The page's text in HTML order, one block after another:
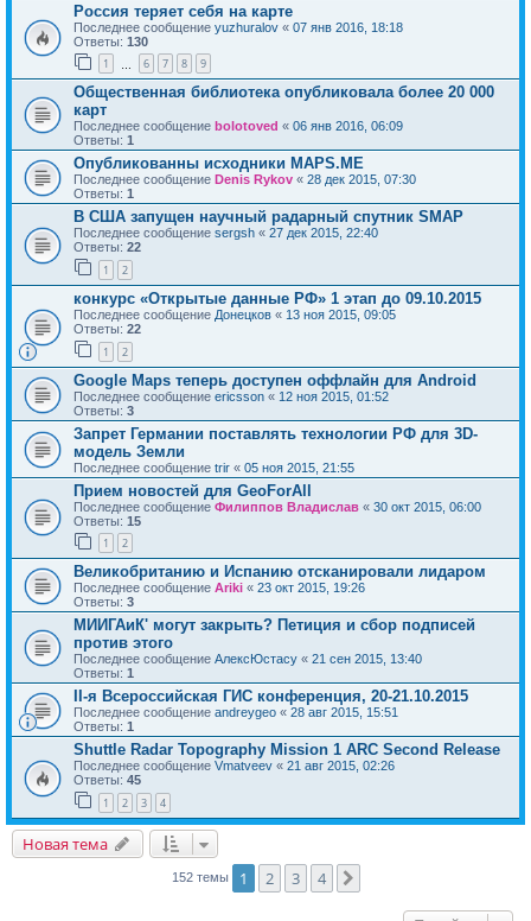
Россия теряет себя на карте
Последнее сообщение yuzhuralov « 07 янв 2016, 18:18
Ответы: 130
1 6 7 8 9
Общественная библиотека опубликовала более 20 000
карт
Последнее сообщение bolotoved « 06 янв 2016, 06:09
Ответы: 1
Опубликованны исходники MAPS.ME
Последнее сообщение Denis Rykov « 28 дек 2015, 07:30
Ответы: 1
В США запущен научный радарный спутник SMAP
Последнее сообщение sergsh « 27 дек 2015, 22:40
Ответы: 22
1 2
конкурс «Открытые данные РФ» 1 этап до 09.10.2015
Последнее сообщение Донецков « 13 ноя 2015, 09:05
Ответы: 22
1 2
Google Maps теперь доступен оффлайн для Android
Последнее сообщение ericsson « 12 ноя 2015, 01:52
Ответы: 3
Запрет Германии поставлять технологии РФ для 3D-
модель Земли
Последнее сообщение trir « 05 ноя 2015, 21:55
Прием новостей для GeoForAll
Последнее сообщение Филиппов Владислав « 30 окт 2015, 06:00
Ответы: 15
1 2
Великобританию и Испанию отсканировали лидаром
Последнее сообщение Ariki « 23 окт 2015, 19:26
Ответы: 3
МИИГАиК' могут закрыть? Петиция и сбор подписей
против этого
Последнее сообщение АлексЮстасу « 21 сен 2015, 13:40
Ответы: 1
II-я Всероссийская ГИС конференция, 20-21.10.2015
Последнее сообщение andreygeo « 28 авг 2015, 15:51
Ответы: 1
Shuttle Radar Topography Mission 1 ARC Second Release
Последнее сообщение Vmatveev « 21 авг 2015, 02:26
Ответы: 45
1 2 3 4
Новая тема
152 темы 1 2 3 4